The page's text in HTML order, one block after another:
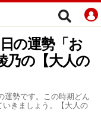
の運勢「お
乃の【大人の
運勢です。この時期どん
きましょう。【大人の